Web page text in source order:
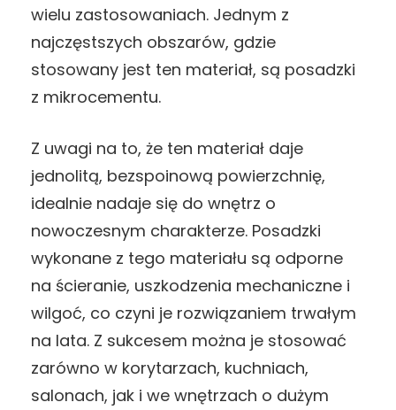
wielu zastosowaniach. Jednym z
najczęstszych obszarów, gdzie
stosowany jest ten materiał, są posadzki
z mikrocementu.
Z uwagi na to, że ten materiał daje
jednolitą, bezspoinową powierzchnię,
idealnie nadaje się do wnętrz o
nowoczesnym charakterze. Posadzki
wykonane z tego materiału są odporne
na ścieranie, uszkodzenia mechaniczne i
wilgoć, co czyni je rozwiązaniem trwałym
na lata. Z sukcesem można je stosować
zarówno w korytarzach, kuchniach,
salonach, jak i we wnętrzach o dużym